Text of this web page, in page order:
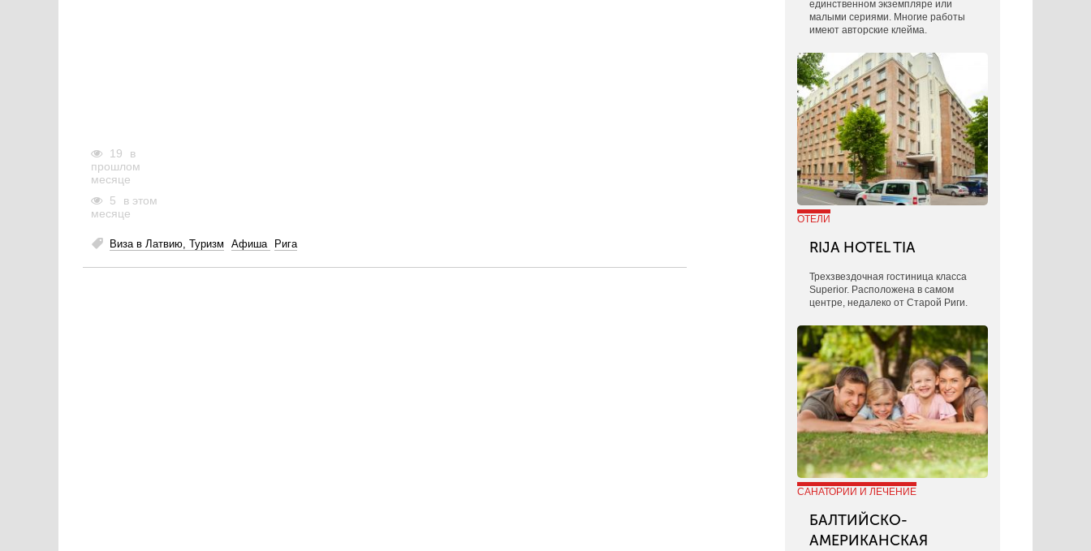
19
в
прошлом
месяце
5
в этом
месяце
Виза в Латвию, Туризм Афиша Рига
единственном экземпляре или
малыми сериями. Многие работы
имеют авторские клейма.
ОТЕЛИ
RIJA HOTEL TIA
Трехзвездочная гостиница класса
Superior. Расположена в самом
центре, недалеко от Старой Риги.
САНАТОРИИ И ЛЕЧЕНИЕ
БАЛТИЙСКО-
АМЕРИКАНСКАЯ